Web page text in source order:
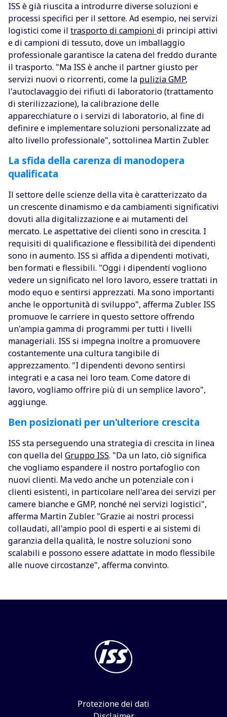
ISS è già riuscita a introdurre diverse soluzioni e
processi specifici per il settore. Ad esempio, nei servizi
logistici come il trasporto di campioni di principi attivi
e di campioni di tessuto, dove un imballaggio
professionale garantisce la catena del freddo durante
il trasporto. "Ma ISS è anche il partner giusto per
servizi nuovi o ricorrenti, come la pulizia GMP,
l'autoclavaggio dei rifiuti di laboratorio (trattamento
di sterilizzazione), la calibrazione delle
apparecchiature o i servizi di laboratorio, al fine di
definire e implementare soluzioni personalizzate ad
alto livello professionale", sottolinea Martin Zubler.
La sfida della carenza di manodopera
qualificata
Il settore delle scienze della vita è caratterizzato da
un crescente dinamismo e da cambiamenti significativi
dovuti alla digitalizzazione e ai mutamenti del
mercato. Le aspettative dei clienti sono in crescita. I
requisiti di qualificazione e flessibilità dei dipendenti
sono in aumento. ISS si affida a dipendenti motivati,
ben formati e flessibili. "Oggi i dipendenti vogliono
vedere un significato nel loro lavoro, essere trattati in
modo equo e sentirsi apprezzati. Ma sono importanti
anche le opportunità di sviluppo", afferma Zubler. ISS
promuove le carriere in questo settore offrendo
un'ampia gamma di programmi per tutti i livelli
manageriali. ISS si impegna inoltre a promuovere
costantemente una cultura tangibile di
apprezzamento. "I dipendenti devono sentirsi
integrati e a casa nei loro team. Come datore di
lavoro, vogliamo offrire più di un semplice lavoro",
aggiunge.
Ben posizionati per un'ulteriore crescita
ISS sta perseguendo una strategia di crescita in linea
con quella del Gruppo ISS. "Da un lato, ciò significa
che vogliamo espandere il nostro portafoglio con
nuovi clienti. Ma vedo anche un potenziale con i
clienti esistenti, in particolare nell'area dei servizi per
camere bianche e GMP, nonché nei servizi logistici",
afferma Martin Zubler. "Grazie ai nostri processi
collaudati, all'ampio pool di esperti e ai sistemi di
garanzia della qualità, le nostre soluzioni sono
scalabili e possono essere adattate in modo flessibile
alle nuove circostanze", afferma convinto.
Protezione dei dati